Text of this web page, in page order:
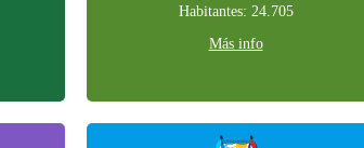
Habitantes: 24.705
Más info